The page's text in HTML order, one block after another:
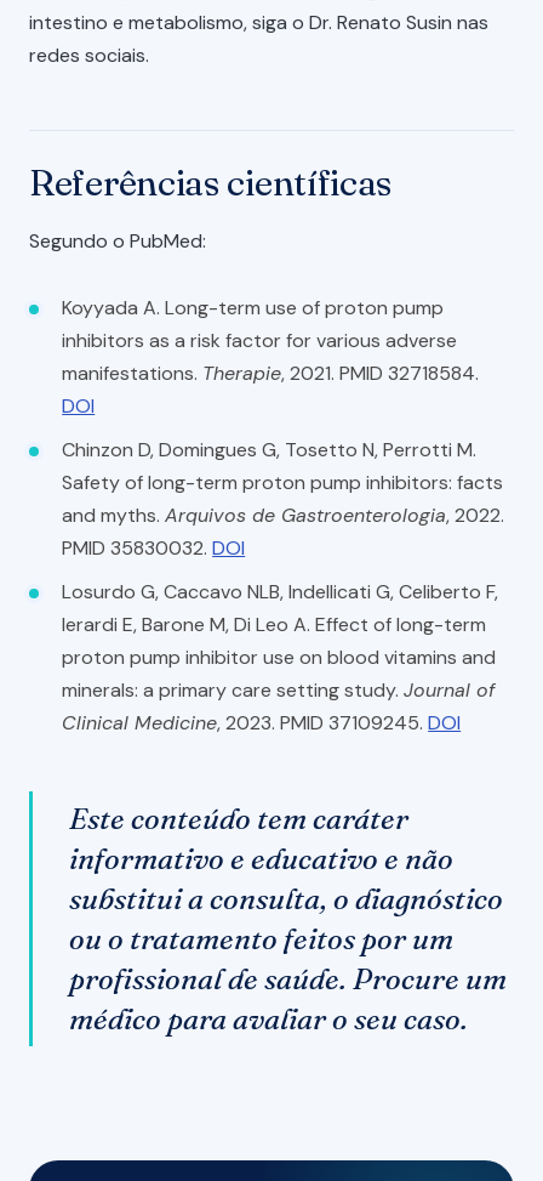
intestino e metabolismo, siga o Dr. Renato Susin nas
redes sociais.
Referências científicas
Segundo o PubMed:
Koyyada A. Long-term use of proton pump
inhibitors as a risk factor for various adverse
manifestations. Therapie, 2021. PMID 32718584.
DOI
Chinzon D, Domingues G, Tosetto N, Perrotti M.
Safety of long-term proton pump inhibitors: facts
and myths.Arquivos de Gastroenterologia, 2022.
PMID 35830032.DOI
Losurdo G, Caccavo NLB, Indellicati G, Celiberto F,
Ierardi E, Barone M, Di Leo A. Effect of long-term
proton pump inhibitor use on blood vitamins and
minerals: a primary care setting study.Journal of
Clinical Medicine, 2023. PMID 37109245.DOI
Este conteúdo tem caráter
informativo e educativo e não
substitui a consulta, o diagnóstico
ou o tratamento feitos por um
profissional de saúde. Procure um
médico para avaliar o seu caso.